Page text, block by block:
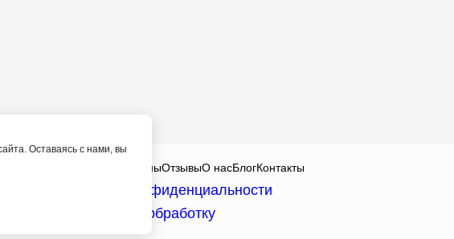
Оставаясь с нами, вы
ЦеныОтзывыО насБлогКонтакты
Политика конфиденциальности
Согласие на обработку